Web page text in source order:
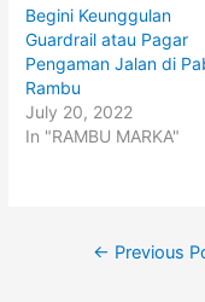
t
e
r
(
O
p
e
n
s
i
b
o
o
k
(
e
n
s
i
n
Begini Keunggulan
Guardrail atau Pagar
Pengaman Jalan di
Rambu
July 20, 2022
In "RAMBU MARKA"
Post
← Previous